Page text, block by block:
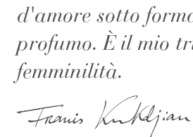
d'amore sotto
profumo. È il mio
femminilità.